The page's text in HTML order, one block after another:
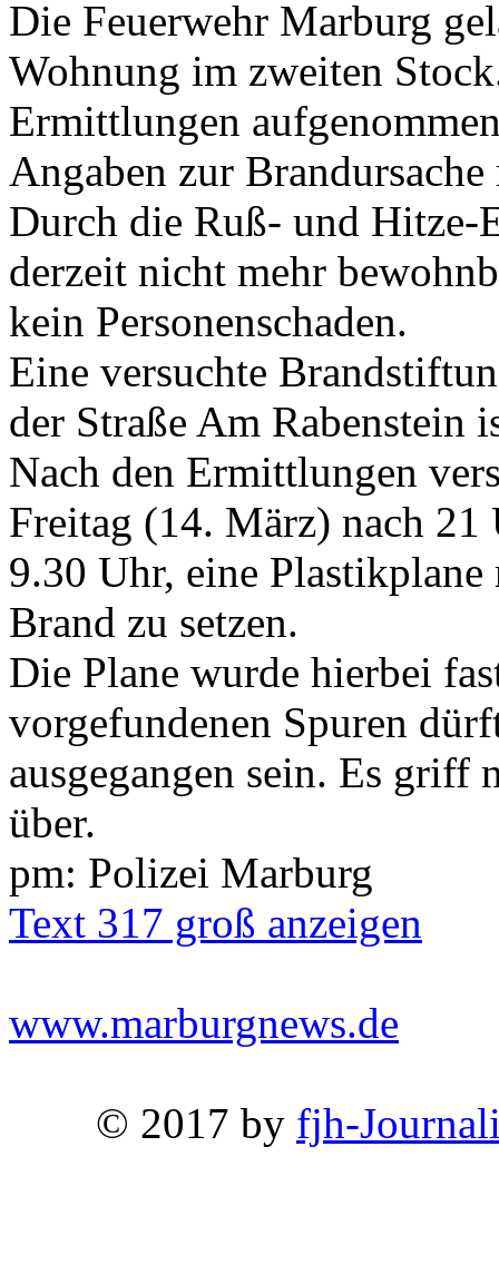
Die Feuerwehr Marburg
Wohnung im zweiten
Ermittlungen
Angaben zur Brandursache
Durch die Ruß- und
derzeit nicht mehr
kein Personenschaden.
Eine versuchte
der Straße Am Rabenstein
Nach den Ermittlungen
Freitag (14. März) nach
9.30 Uhr, eine
Brand zu setzen.
Die Plane wurde hierbei
vorgefundenen Spuren
ausgegangen sein. Es griff
über.
pm: Polizei Marburg
Text 317 groß anzeigen
www.marburgnews.de
© 2017 by fjh-